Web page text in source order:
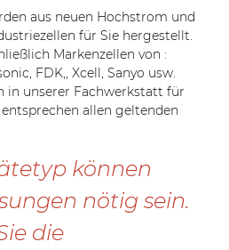
aus neuen Hochstrom und
für Sie hergestellt.
Markenzellen von :
FDK,, Xcell, Sanyo usw.
in unserer Fachwerkstatt für
allen geltenden
können
nötig sein.
die